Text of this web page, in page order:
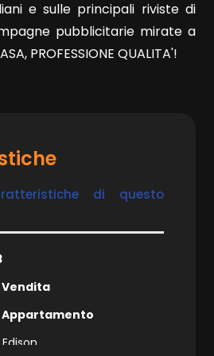
e sulle principali riviste di
pubblicitarie mirate a
PROFESSIONE QUALITA'!
di questo